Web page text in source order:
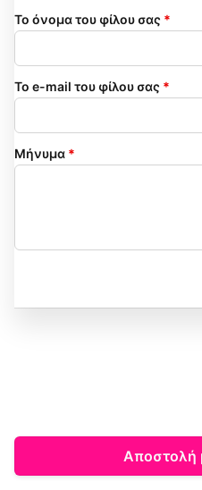
Το όνομα του φίλου σας *
Το e-mail του φίλου σας *
Μήνυμα *
Αποστολή